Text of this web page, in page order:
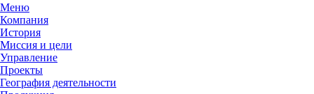
Меню
Компания
История
Миссия и цели
Управление
Проекты
География деятельности